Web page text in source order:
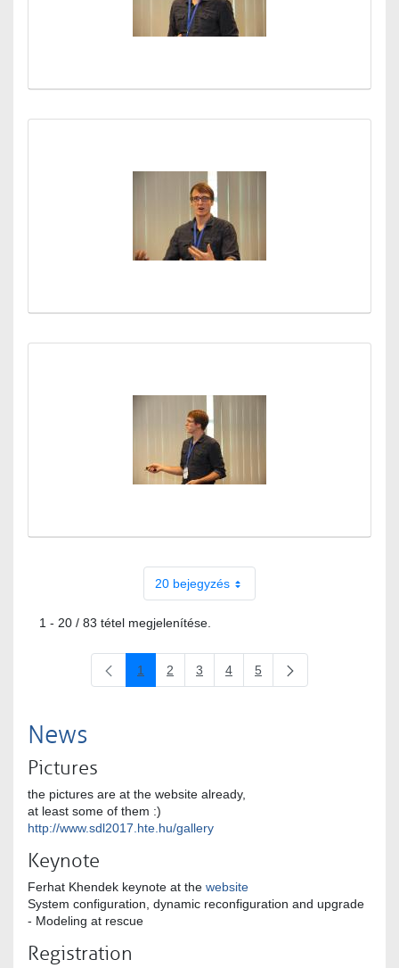
20 bejegyzés
1 - 20 / 83 tétel megjelenítése.
Oldal
1 Oldal
2 Oldal
3 Oldal
4 Oldal
5
News
Pictures
the pictures are at the website already,
at least some of them :)
http://www.sdl2017.hte.hu/gallery
Keynote
Ferhat Khendek keynote at the website
System configuration, dynamic reconfiguration and upgrade
- Modeling at rescue
Registration